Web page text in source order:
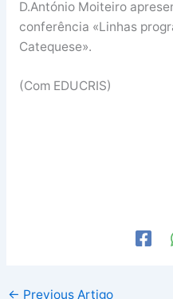
D.António Moiteiro
conferência «Linhas
Catequese».
(Com EDUCRIS)
← Previous Artigo